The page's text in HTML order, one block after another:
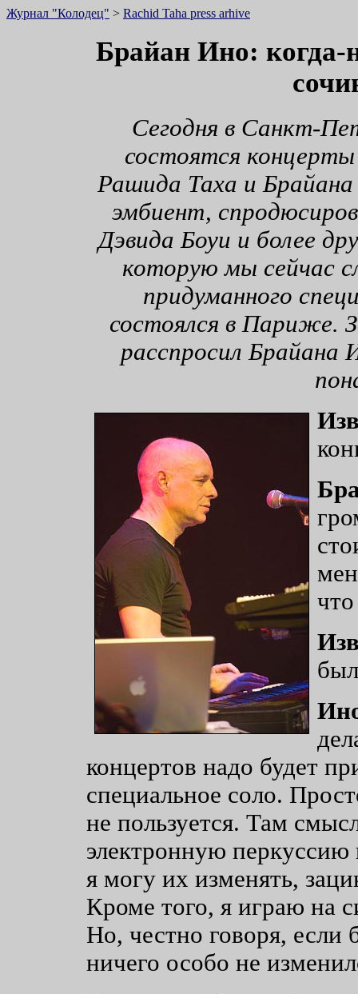
Журнал "Колодец" > Rachid Taha press arhive
Брайан Ино: когда-
Сегодня в Санкт-
состоятся
Рашида Таха и Брайана
эмбиент,
Дэвида Боуи и более
которую мы сейчас
придуманного
состоялся в Париже.
расспросил Брайана
концертов надо будет
специальное соло.
не пользуется. Там
электронную перкуссию
я могу их изменять,
Кроме того, я играю на
Но, честно говоря,
ничего особо не